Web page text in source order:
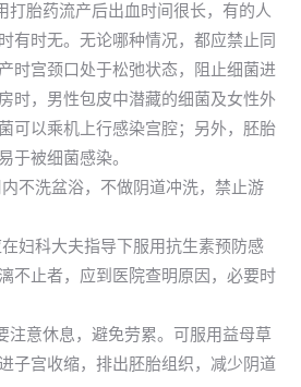
打胎药流产后出血时间很长，有的人
有时无。无论哪种情况，都应禁止同
时宫颈口处于松弛状态，阻止细菌进
时，男性包皮中潜藏的细菌及女性外
可以乘机上行感染宫腔；另外，胚胎
于被细菌感染。
不洗盆浴，不做阴道冲洗，禁止游
妇科大夫指导下服用抗生素预防感
不止者，应到医院查明原因，必要时
注意休息，避免劳累。可服用益母草
子宫收缩，排出胚胎组织，减少阴道